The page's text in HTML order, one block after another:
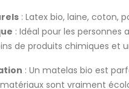
: Latex bio, laine, coton,
: Idéal pour les personnes
de produits chimiques et
: Un matelas bio est
sont vraiment